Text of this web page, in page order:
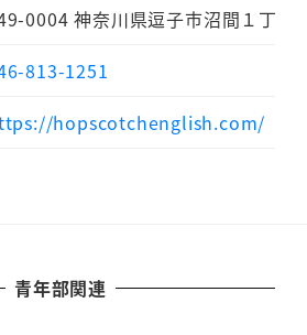
0004 神奈川県逗子市沼間１丁目
813-1251
hopscotchenglish.com/
青年部関連